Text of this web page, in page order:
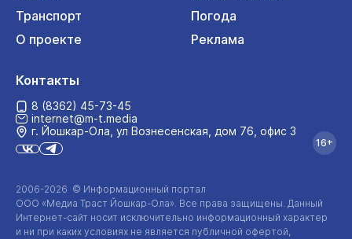
Транспорт
Погода
О проекте
Реклама
2006-2026 © Информационный портал
ООО «Медиа Траст Йошкар-Ола». Все права защищены. Данный
Интернет-сайт носит исключительно информационный характер
и ни при каких условиях не является публичной офертой,
Контакты
8 (8362) 45-73-45
internet@m-t.media
г. Йошкар‑Ола, ул Вознесенская, дом 76, офис 3
16+